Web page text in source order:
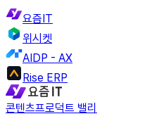
요즘IT
위시켓
AIDP - AX
Rise ERP
콘텐츠프로덕트 밸리